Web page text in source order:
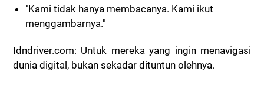
"Kami tidak hanya membacanya. Kami ikut
menggambarnya."
Idndriver.com: Untuk mereka yang ingin menavigasi
dunia digital, bukan sekadar dituntun olehnya.